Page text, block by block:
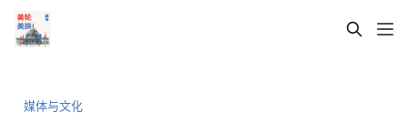
媒体与文化